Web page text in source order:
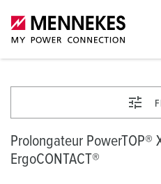
Prolongateur PowerTOP®
ErgoCONTACT®